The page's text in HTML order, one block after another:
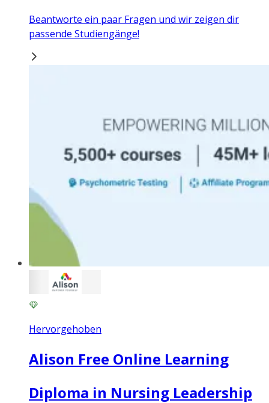
Beantworte ein paar Fragen und wir zeigen dir
passende Studiengänge!
Hervorgehoben
Alison Free Online Learning
Diploma in Nursing Leadership